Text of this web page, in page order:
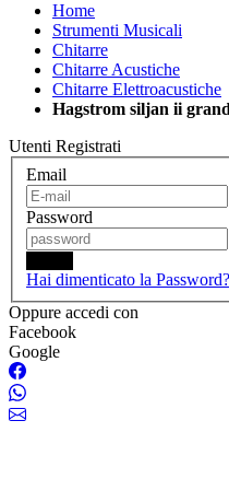
Home
Strumenti Musicali
Chitarre
Chitarre Acustiche
Chitarre Elettroacustiche
Hagstrom siljan ii
Utenti Registrati
Email
Password
Hai dimenticato la Password?
Oppure accedi con
Facebook
Google